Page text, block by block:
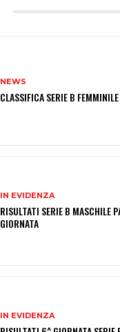
NEWS
CLASSIFICA SERIE B
IN EVIDENZA
RISULTATI SERIE B MASCHILE
GIORNATA
IN EVIDENZA